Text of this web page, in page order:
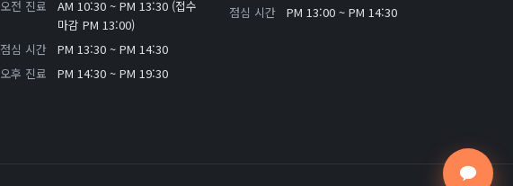
오전 진료
AM 10:30 ~ PM 13:30 (접수
마감 PM 13:00)
점심 시간
PM 13:30 ~ PM 14:30
오후 진료
PM 14:30 ~ PM 19:30
점심 시간
PM 13:00 ~ PM 14:30